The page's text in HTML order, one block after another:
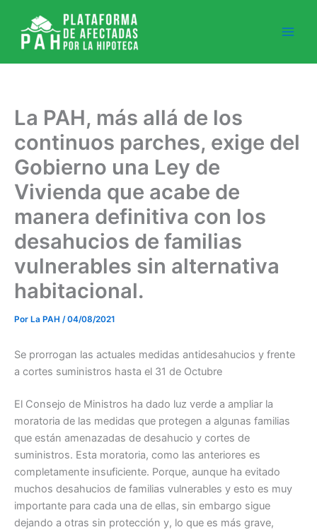
contenido
La PAH, más allá de los
continuos parches, exige del
Gobierno una Ley de
Vivienda que acabe de
manera definitiva con los
desahucios de familias
vulnerables sin alternativa
habitacional.
Por La PAH /04/08/2021
Se prorrogan las actuales medidas antidesahucios y frente
a cortes suministros hasta el 31 de Octubre
El Consejo de Ministros ha dado luz verde a ampliar la
moratoria de las medidas que protegen a algunas familias
que están amenazadas de desahucio y cortes de
suministros. Esta moratoria, como las anteriores es
completamente insuficiente. Porque, aunque ha evitado
muchos desahucios de familias vulnerables y esto es muy
importante para cada una de ellas, sin embargo sigue
dejando a otras sin protección y, lo que es más grave,